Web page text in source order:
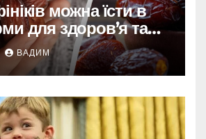
можна їсти в
для здоров’я та
ВАДИМ